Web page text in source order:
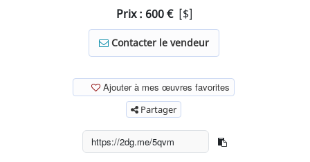
Prix : 600 [$]
Contacter le vendeur
Ajouter à mes œuvres favorites
Partager